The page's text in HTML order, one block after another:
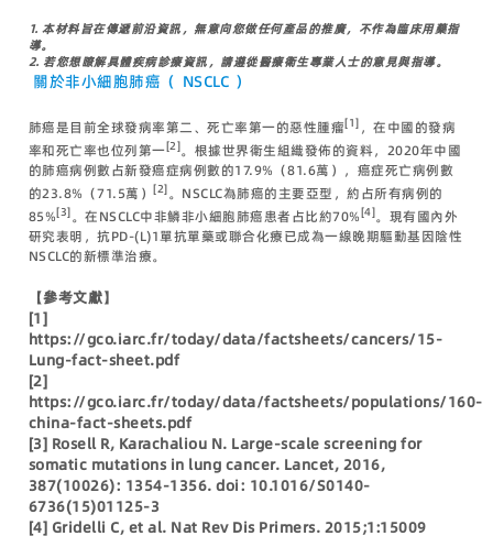
1. 本材料旨在傳遞前沿資訊，無意向您做任何產品的推廣，不作為臨床用藥指
導。
2. 若您想瞭解具體疾病診療資訊，請遵從醫療衛生專業人士的意見與指導。
關於非小細胞肺癌（ NSCLC ）
肺癌是目前全球發病率第二、死亡率第一的惡性腫瘤[1] ，在中國的發病
率和死亡率也位列第一[2]。根據世界衛生組織發佈的資料，2020年中國
的肺癌病例數占新發癌症病例數的17.9%（81.6萬），癌症死亡病例數
的23.8%（71.5萬）[2]。NSCLC為肺癌的主要亞型，約占所有病例的
85%[3]。在NSCLC中非鱗非小細胞肺癌患者占比約70%[4]。現有國內外
研究表明，抗PD-(L)1單抗單藥或聯合化療已成為一線晚期驅動基因陰性
NSCLC的新標準治療。
【參考文獻】
[1]
https://gco.iarc.fr/today/data/factsheets/cancers/15-
Lung-fact-sheet.pdf
[2]
https://gco.iarc.fr/today/data/factsheets/populations/160-
china-fact-sheets.pdf
[3] Rosell R, Karachaliou N. Large-scale screening for
somatic mutations in lung cancer. Lancet, 2016,
387(10026): 1354-1356. doi: 10.1016/S0140-
6736(15)01125-3
[4] Gridelli C, et al. Nat Rev Dis Primers. 2015;1:15009